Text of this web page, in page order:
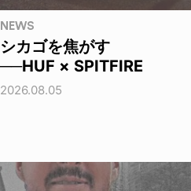
NEWS
シカゴを焦がす
──HUF × SPITFIRE
2026.08.05